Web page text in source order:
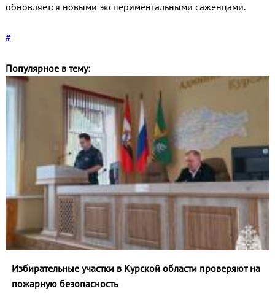
обновляется новыми экспериментальными саженцами.
#
Популярное в тему:
Избирательные участки в Курской области проверяют на
пожарную безопасность